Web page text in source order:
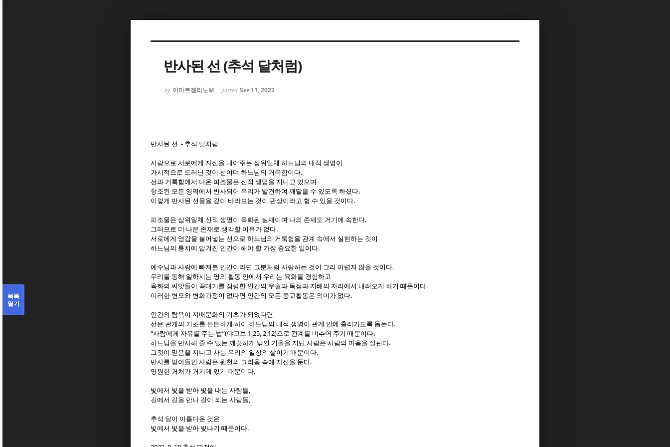
반사된 선 (추석 달처럼)
by 이마르첼리노M posted Sep 11, 2022
반사된 선 - 추석 달처럼
사랑으로 서로에게 자신을 내어주는 삼위일체 하느님의 내적 생명이
가시적으로 드러난 것이 선이며 하느님의 거룩함이다.
선과 거룩함에서 나온 피조물은 신적 생명을 지니고 있으며
창조된 모든 영역에서 반사되어 우리가 발견하여 깨달을 수 있도록 하셨다.
이렇게 반사된 선물을 깊이 바라보는 것이 관상이라고 할 수 있을 것이다.
피조물은 삼위일체 신적 생명이 육화된 실재이며 나의 존재도 거기에 속한다.
그러므로 더 나은 존재로 생각할 이유가 없다.
서로에게 영감을 불어넣는 선으로 하느님의 거룩함을 관계 속에서 실현하는 것이
하느님의 통치에 맡겨진 인간이 해야 할 가장 중요한 일이다.
예수님과 사랑에 빠져본 인간이라면 그분처럼 사랑하는 것이 그리 어렵지 않을 것이다.
우리를 통해 일하시는 영의 활동 안에서 우리는 육화를 경험하고
육화의 씨앗들이 꼭대기를 점령한 인간의 우월과 독점과 지배의 자리에서 내려오게 하기 때문이다.
이러한 변모와 변화과정이 없다면 인간의 모든 종교활동은 의미가 없다.
인간의 탐욕이 지배문화의 기초가 되었다면
선은 관계의 기초를 튼튼하게 하여 하느님의 내적 생명이 관계 안에 흘러가도록 돕는다.
“사람에게 자유를 주는 법”(야고보 1,25, 2,12)으로 관계를 비추어 주기 때문이다.
하느님을 반사해 줄 수 있는 깨끗하게 닦인 거울을 지닌 사람은 사람의 마음을 살핀다.
그것이 믿음을 지니고 사는 우리의 일상의 삶이기 때문이다.
반사를 받아들인 사람은 원천의 그리움 속에 자신을 둔다.
영원한 거처가 거기에 있기 때문이다.
빛에서 빛을 받아 빛을 내는 사람들,
길에서 길을 만나 길이 되는 사람들,
추석 달이 아름다운 것은
빛에서 빛을 받아 빛나기 때문이다.
목록
열기
Sketchbook5, 스케치북5
Sketchbook5, 스케치북5